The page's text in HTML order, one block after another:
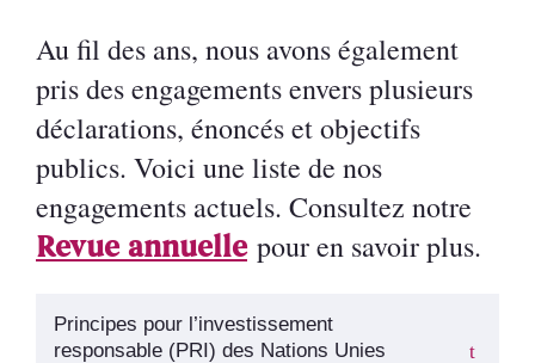
Au fil des ans, nous avons également
pris des engagements envers plusieurs
déclarations, énoncés et objectifs
publics. Voici une liste de nos
engagements actuels. Consultez notre
Revue annuellepour en savoir plus.
Principes pour l’investissement
responsable (PRI) des Nations Unies